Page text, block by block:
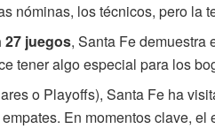
nóminas, los técnicos, pero la
27 juegos, Santa Fe demuestra
tener algo especial para los
o Playoffs), Santa Fe ha
En momentos clave, el